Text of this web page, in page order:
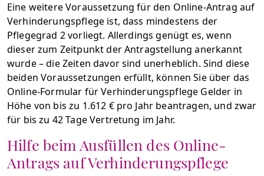
Eine weitere Voraussetzung für den Online-Antrag auf
Verhinderungspflege ist, dass mindestens der
Pflegegrad 2 vorliegt. Allerdings genügt es, wenn
dieser zum Zeitpunkt der Antragstellung anerkannt
wurde – die Zeiten davor sind unerheblich. Sind diese
beiden Voraussetzungen erfüllt, können Sie über das
Online-Formular für Verhinderungspflege Gelder in
Höhe von bis zu 1.612 € pro Jahr beantragen, und zwar
für bis zu 42 Tage Vertretung im Jahr.
Hilfe beim Ausfüllen des Online-
Antrags auf Verhinderungspflege